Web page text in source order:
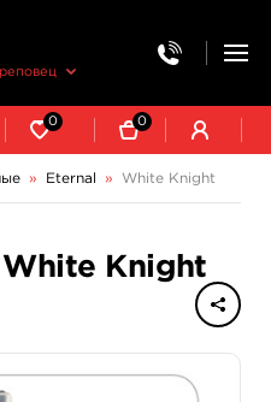
0 0
» Eternal » White Knight
White Knight